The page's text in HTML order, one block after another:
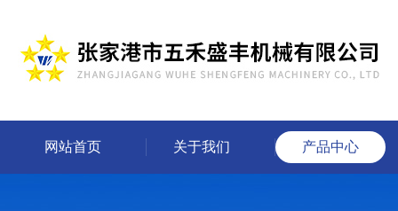
网站首页 关于我们 产品中心